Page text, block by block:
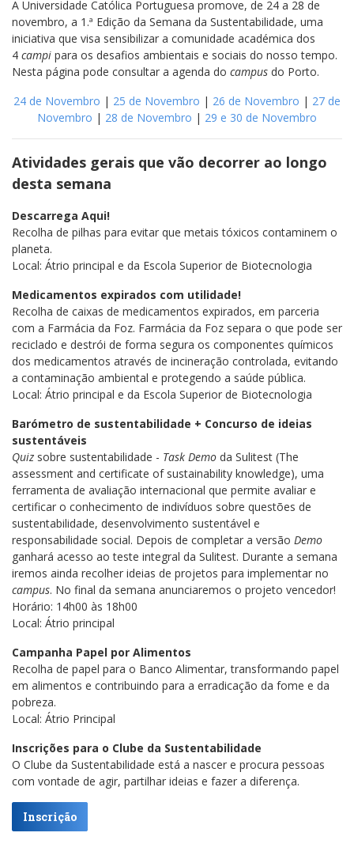
A Universidade Católica Portuguesa promove, de 24 a 28 de
novembro, a 1.ª Edição da Semana da Sustentabilidade, uma
iniciativa que visa sensibilizar a comunidade académica dos
4 campi para os desafios ambientais e sociais do nosso tempo.
Nesta página pode consultar a agenda do campus do Porto.
24 de Novembro | 25 de Novembro | 26 de Novembro | 27 de
Novembro | 28 de Novembro | 29 e 30 de Novembro
Atividades gerais que vão decorrer ao longo
desta semana
Descarrega Aqui!
Recolha de pilhas para evitar que metais tóxicos contaminem o
planeta.
Local: Átrio principal e da Escola Superior de Biotecnologia
Medicamentos expirados com utilidade!
Recolha de caixas de medicamentos expirados, em parceria
com a Farmácia da Foz. Farmácia da Foz separa o que pode ser
reciclado e destrói de forma segura os componentes químicos
dos medicamentos através de incineração controlada, evitando
a contaminação ambiental e protegendo a saúde pública.
Local: Átrio principal e da Escola Superior de Biotecnologia
Barómetro de sustentabilidade + Concurso de ideias
sustentáveis
Quiz sobre sustentabilidade - Task Demo da Sulitest (The
assessment and certificate of sustainability knowledge), uma
ferramenta de avaliação internacional que permite avaliar e
certificar o conhecimento de indivíduos sobre questões de
sustentabilidade, desenvolvimento sustentável e
responsabilidade social. Depois de completar a versão Demo
ganhará acesso ao teste integral da Sulitest. Durante a semana
iremos ainda recolher ideias de projetos para implementar no
campus. No final da semana anunciaremos o projeto vencedor!
Horário: 14h00 às 18h00
Local: Átrio principal
Campanha Papel por Alimentos
Recolha de papel para o Banco Alimentar, transformando papel
em alimentos e contribuindo para a erradicação da fome e da
pobreza.
Local: Átrio Principal
Inscrições para o Clube da Sustentabilidade
O Clube da Sustentabilidade está a nascer e procura pessoas
com vontade de agir, partilhar ideias e fazer a diferença.
Inscrição